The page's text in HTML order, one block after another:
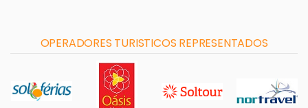
OPERADORES TURISTICOS REPRESENTADOS